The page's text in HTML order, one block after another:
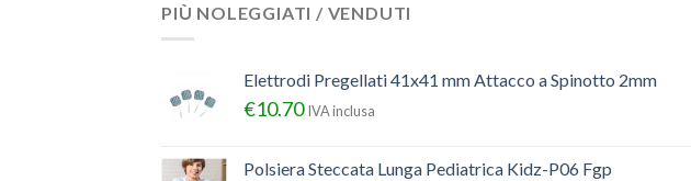
PIÙ NOLEGGIATI / VENDUTI
Elettrodi Pregellati 41x41 mm Attacco a Spinotto 2mm
€10.70 IVA inclusa
Polsiera Steccata Lunga Pediatrica Kidz-P06 Fgp